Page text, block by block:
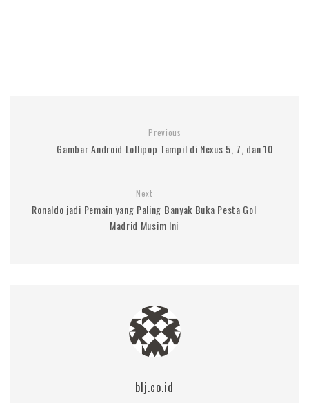
Previous
Gambar Android Lollipop Tampil di Nexus 5, 7, dan 10
Next
Ronaldo jadi Pemain yang Paling Banyak Buka Pesta Gol
Madrid Musim Ini
blj.co.id